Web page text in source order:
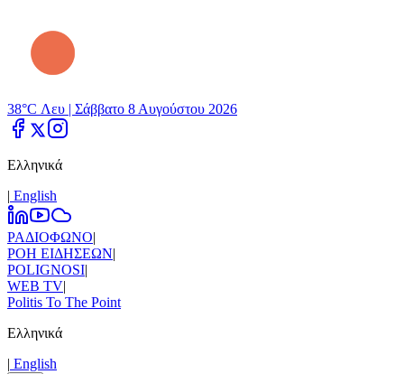
38°C Λευ | Σάββατο 8 Αυγούστου 2026
Ελληνικά
| Εnglish
ΡΑΔΙΟΦΩΝΟ|
ΡΟΗ ΕΙΔΗΣΕΩΝ|
POLIGNOSI|
WEB TV|
Politis To The Point
Ελληνικά
| Εnglish